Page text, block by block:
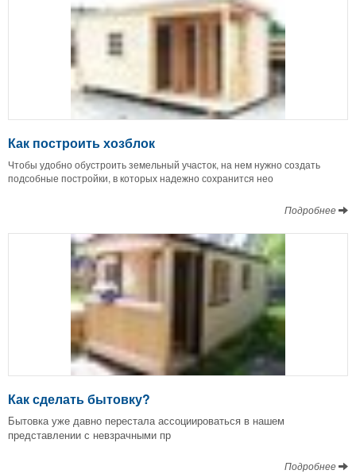
Как построить хозблок
Чтобы удобно обустроить земельный участок, на нем нужно создать
подсобные постройки, в которых надежно сохранится нео
Подробнее
Как сделать бытовку?
Бытовка уже давно перестала ассоциироваться в нашем
представлении с невзрачными пр
Подробнее